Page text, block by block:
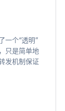
一个“透明”
只是简单地
发机制保证